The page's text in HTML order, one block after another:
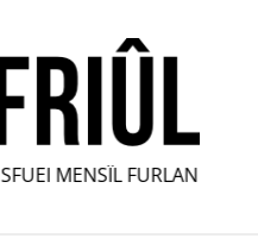
SFUEI MENSÎL FURLAN